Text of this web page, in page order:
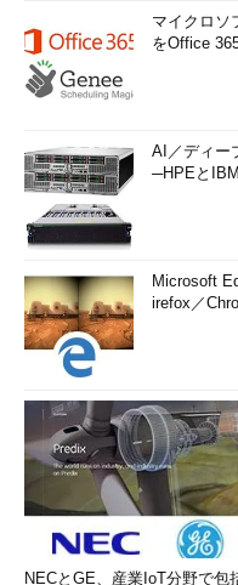
マイクロソ
をOffice
AI／ディー
─HPEと
Microsoft
irefox／
NECとGE、産業IoT分野で包